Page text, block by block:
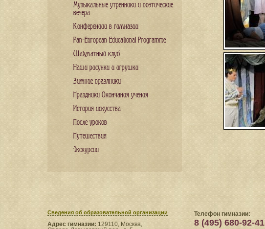
Музыкальные утренники и поэтические
вечера
Конференции в гимназии
Pan-European Educational Programme
Шахматный клуб
Наши рисунки и игрушки
Зимние праздники
Праздники Окончания учения
История искусства
После уроков
Путешествия
Экскурсии
Сведения​ об образовательной организации
Адрес гимназии: 129110, Москва,
Телефон гимназии:
8 (495) 680-92-41